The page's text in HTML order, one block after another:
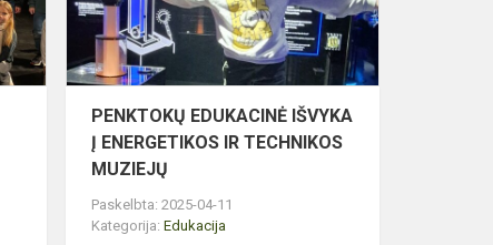
IR
MUZIEJ...
PENKTOKŲ EDUKACINĖ IŠVYKA
Į ENERGETIKOS IR TECHNIKOS
MUZIEJŲ
Paskelbta: 2025-04-11
Kategorija:Edukacija